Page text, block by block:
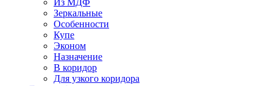
Из МДФ
Зеркальные
Особенности
Купе
Эконом
Назначение
В коридор
Для узкого коридора